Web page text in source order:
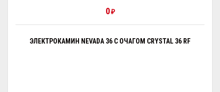
0₽
ЭЛЕКТРОКАМИН NEVADA 36 С ОЧАГОМ CRYSTAL 36 RF